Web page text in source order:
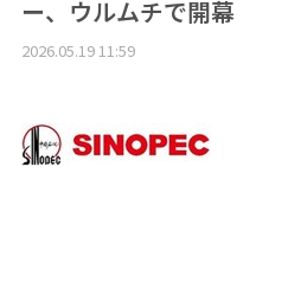
会社概要
ー、ウルムチで開幕
2026.05.19 11:59